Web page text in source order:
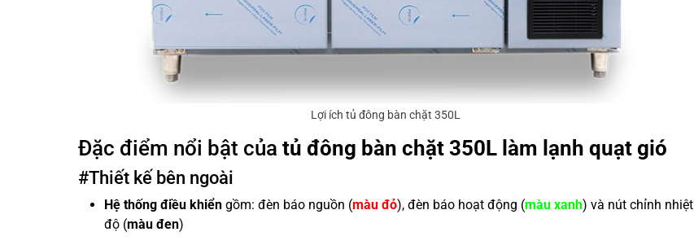
Lợi ích tủ đông bàn chặt 350L
Đặc điểm nổi bật của tủ đông bàn chặt 350L làm lạnh quạt gió
#Thiết kế bên ngoài
Hệ thống điều khiển gồm: đèn báo nguồn (màu đỏ), đèn báo hoạt động (màu xanh) và nút chỉnh nhiệt
độ (màu đen)